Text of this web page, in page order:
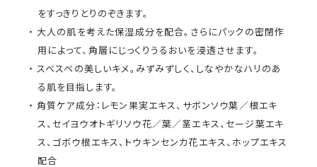
をすっきりとりのぞきます。
大人の肌を考えた保湿成分を配合。さらにパックの密閉作
用によって、角層にじっくりうるおいを浸透させます。
スベスベの美しいキメ。みずみずしく、しなやかなハリのあ
る肌を目指します。
角質ケア成分：レモン果実エキス、サボンソウ葉／根エキ
ス、セイヨウオトギリソウ花／葉／茎エキス、セージ葉エキ
ス、ゴボウ根エキス、トウキンセンカ花エキス、ホップエキス
配合